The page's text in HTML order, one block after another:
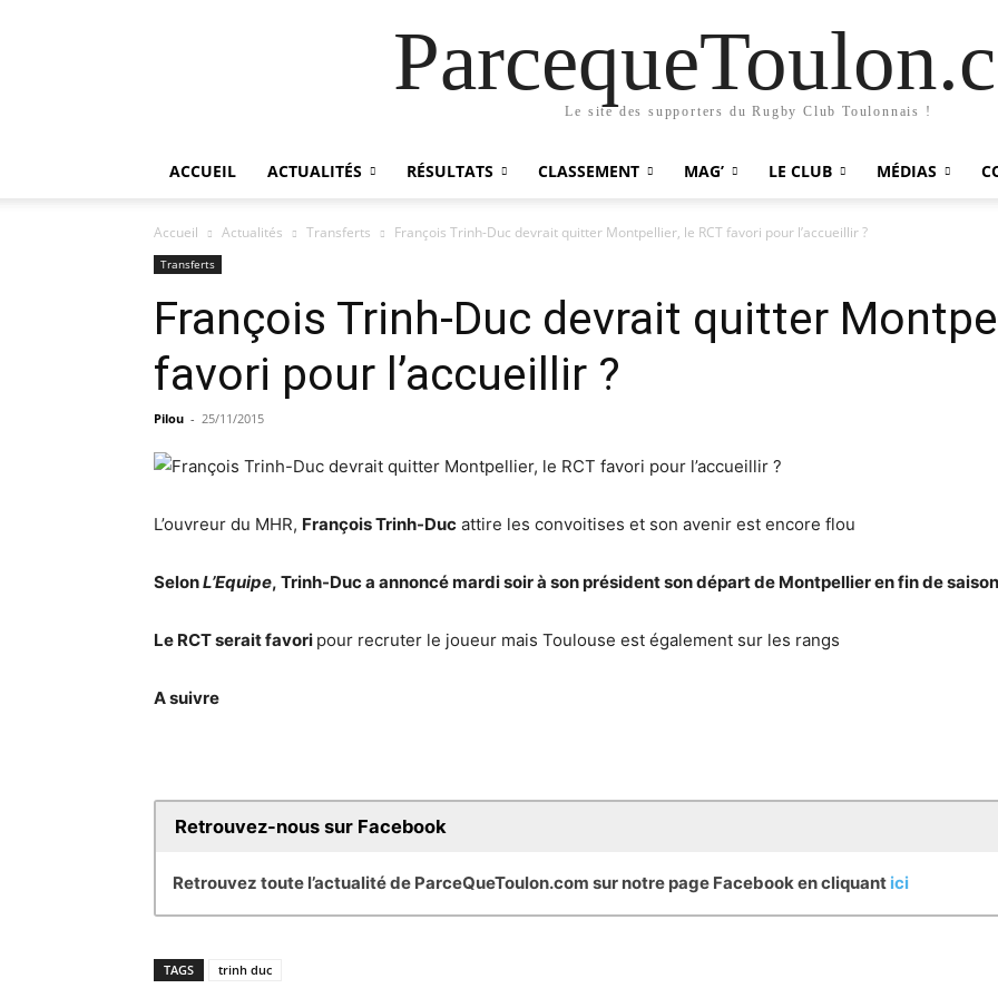
Le site des supporters du Rugby Club Toulonnais !
ACCUEIL ACTUALITÉS RÉSULTATS CLASSEMENT MAG’ LE CLUB MÉDIAS
Accueil Actualités Transferts François Trinh-Duc devrait quitter Montpellier, le RCT favori pour l’accueillir ?
Transferts
François Trinh-Duc devrait quitter
favori pour l’accueillir ?
Pilou - 25/11/2015
L’ouvreur du MHR, François Trinh-Duc attire les convoitises et son avenir est encore flou
SelonL’Equipe, Trinh-Duc a annoncé mardi soir à son président son départ de Montpellier en fin de saison
Le RCT serait favori pour recruter le joueur mais Toulouse est également sur les rangs
A suivre
Retrouvez-nous sur Facebook
Retrouvez toute l’actualité de ParceQueToulon.com sur notre page Facebook en cliquant ici
TAGS trinh duc